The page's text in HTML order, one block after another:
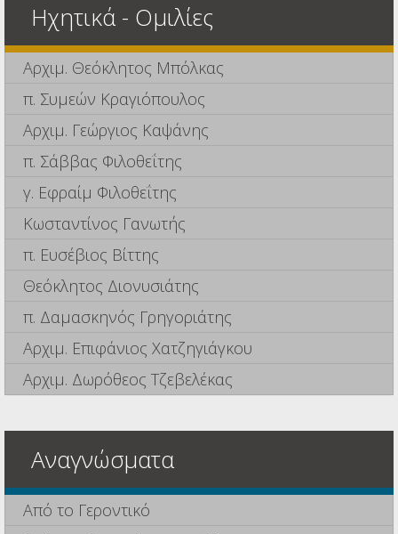
Ηχητικά - Ομιλίες
Αρχιμ. Θεόκλητος Μπόλκας
π. Συμεών Κραγιόπουλος
Αρχιμ. Γεώργιος Καψάνης
π. Σάββας Φιλοθεΐτης
γ. Εφραίμ Φιλοθεΐτης
Κωσταντίνος Γανωτής
π. Ευσέβιος Βίττης
Θεόκλητος Διονυσιάτης
π. Δαμασκηνός Γρηγοριάτης
Αρχιμ. Επιφάνιος Χατζηγιάγκου
Αρχιμ. Δωρόθεος Τζεβελέκας
Αναγνώσματα
Από το Γεροντικό